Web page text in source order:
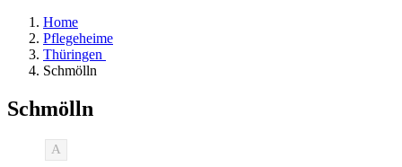
Home
Pflegeheime
Thüringen
Schmölln
Schmölln
A